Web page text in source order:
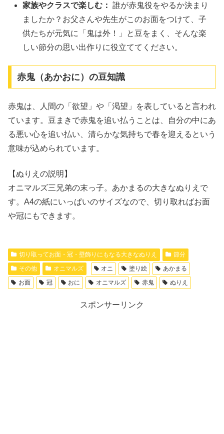
家族やクラスで楽しむ： 誰が赤鬼役をやるか決まり
ましたか？お父さんや先生がこのお面をつけて、子
供たちが元気に「鬼は外！」と豆をまく、そんな楽
しい節分の思い出作りに役立ててください。
赤鬼（あかおに）の豆知識
赤鬼は、人間の「欲望」や「渇望」を表していると言われ
ています。豆まきで赤鬼を追い払うことは、自分の中にあ
る悪い心を追い払い、清らかな気持ちで春を迎えるという
意味が込められています。
【ぬりえの説明】
オニマルズ三兄弟の末っ子。あかまるの大きなぬりえで
す。A4の紙にいっぱいのサイズなので、切り取ればお面
や冠にもできます。
切り取ってお面・冠・壁飾りにもなる大きなぬりえ
節分
その他
オニマルズ オニ 塗り絵
あかまる
お面
冠 おに オニマルズ 赤鬼 ぬりえ
スポンサーリンク